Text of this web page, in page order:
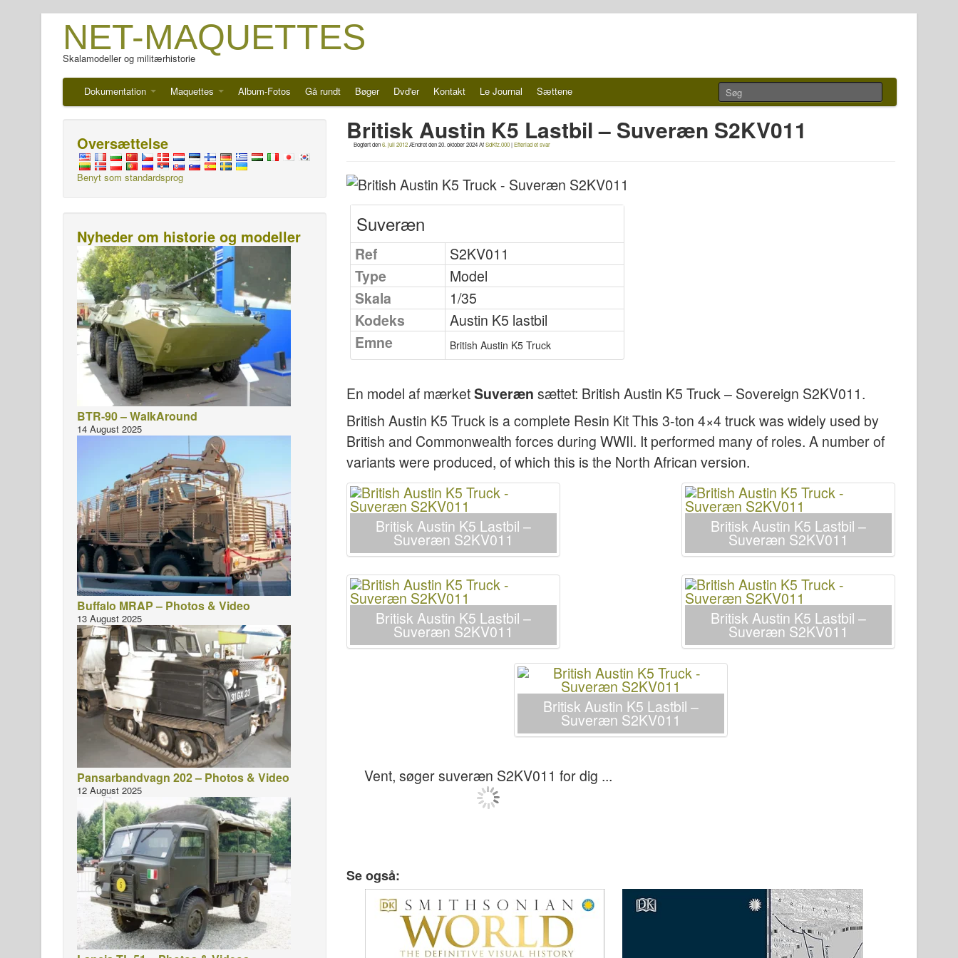
NET-MAQUETTES
Skalamodeller og militærhistorie
Dokumentation Maquettes Album-Fotos Gå rundt Bøger Dvd'er Kontakt Le Journal Sættene
Britisk Austin K5 Lastbil – Suveræn S2KV011
Bogført den6. juli 2012Ændret den20. oktober 2024AfSdKfz.000|Efterlad et svar
Suveræn
Ref
S2KV011
Type
Model
Skala
1/35
Kodeks
Austin K5 lastbil
Emne
British Austin K5 Truck
En model af mærketSuveræn sættet: British Austin K5 Truck – Sovereign S2KV011.
British Austin K5 Truck is a complete Resin Kit This 3-ton 4×4 truck was widely used by
British and Commonwealth forces during WWII. It performed many of roles. A number of
variants were produced, of which this is the North African version.
Britisk Austin K5 Lastbil –
Suveræn S2KV011
Britisk Austin K5 Lastbil –
Suveræn S2KV011
Britisk Austin K5 Lastbil –
Suveræn S2KV011
Britisk Austin K5 Lastbil –
Suveræn S2KV011
Britisk Austin K5 Lastbil –
Suveræn S2KV011
Vent, søger suveræn S2KV011 for dig ...
Se også:
Oversættelse
Benyt som standardsprog
Nyheder om historie og modeller
BTR-90 – WalkAround
14 August 2025
Buffalo MRAP – Photos & Video
13 August 2025
Pansarbandvagn 202 – Photos & Video
12 August 2025